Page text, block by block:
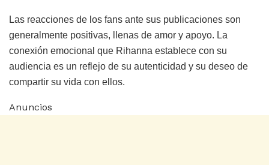
Las reacciones de los fans ante sus publicaciones son
generalmente positivas, llenas de amor y apoyo. La
conexión emocional que Rihanna establece con su
audiencia es un reflejo de su autenticidad y su deseo de
compartir su vida con ellos.
Anuncios